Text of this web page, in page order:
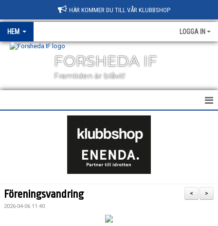
HÄR KOMMER DU TILL VÅR KLUBBSHOP
HEM LOGGA IN
FORSHEDA IF
Framtiden är blåvit!
BLI SPONSOR
>
<
Föreningsvandring
2026-04-06 11:40